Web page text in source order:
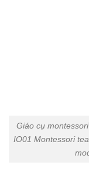
Giáo cụ
IO01 Montessori